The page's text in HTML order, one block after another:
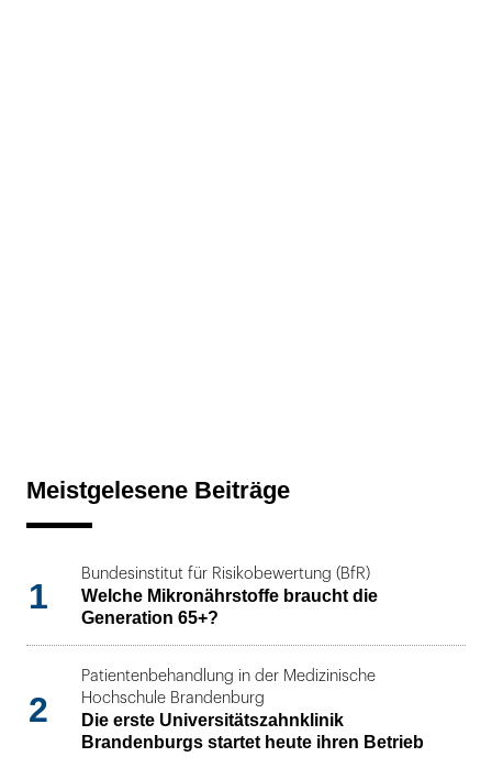
Meistgelesene Beiträge
1
Bundesinstitut für Risikobewertung (BfR)
Welche Mikronährstoffe braucht die
Generation 65+?
2
Patientenbehandlung in der Medizinische
Hochschule Brandenburg
Die erste Universitätszahnklinik
Brandenburgs startet heute ihren Betrieb